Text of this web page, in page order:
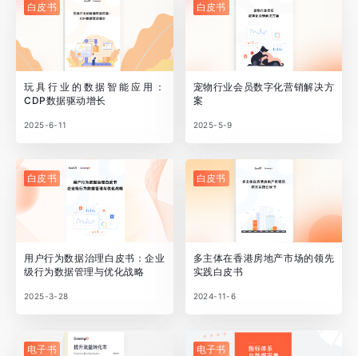
白皮书
玩具行业的数据智能应用：
CDP数据驱动增长
2025-6-11
白皮书
宠物行业会员数字化营销解决方
案
2025-5-9
白皮书
用户行为数据治理白皮书：企业
级行为数据管理与优化战略
2025-3-28
白皮书
多主体在香港房地产市场的领先
实践白皮书
2024-11-6
电子书 电子书